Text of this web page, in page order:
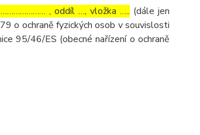
, oddíl …, vložka ….. (dále jen
o ochraně fyzických osob v souvislosti
95/46/ES (obecné nařízení o ochraně